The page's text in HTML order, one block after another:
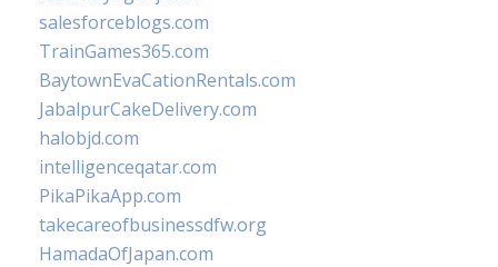
salesforceblogs.com
TrainGames365.com
BaytownEvaCationRentals.com
JabalpurCakeDelivery.com
halobjd.com
intelligenceqatar.com
PikaPikaApp.com
takecareofbusinessdfw.org
HamadaOfJapan.com